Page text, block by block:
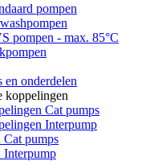
pompen
pompen - max. 85°C
en onderdelen
koppelingen
Cat pumps
Interpump
Cat pumps
Interpump